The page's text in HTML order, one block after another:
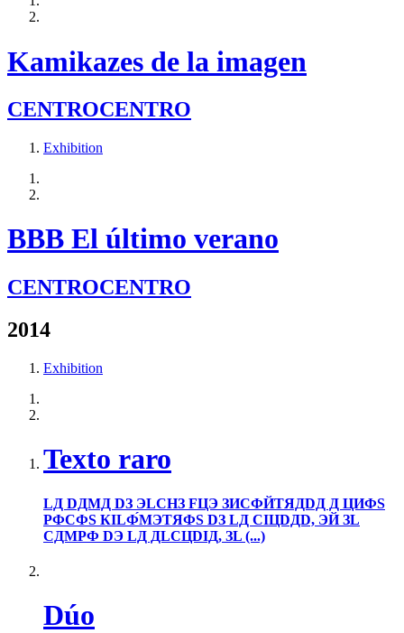
Kamikazes de la imagen
CENTROCENTRO
Exhibition
BBB El último verano
CENTROCENTRO
2014
Exhibition
Texto raro
LД DДMД DЗ ЭLCHЗ FЦЭ ЗИCФЙTЯДDД Д ЦИФS
PФCФS КILФ́MЭTЯФS DЗ LД CIЦDДD, ЭЙ ЗL
CДMPФ DЭ LД ДLCЦDIД, ЗL (...)
Dúo